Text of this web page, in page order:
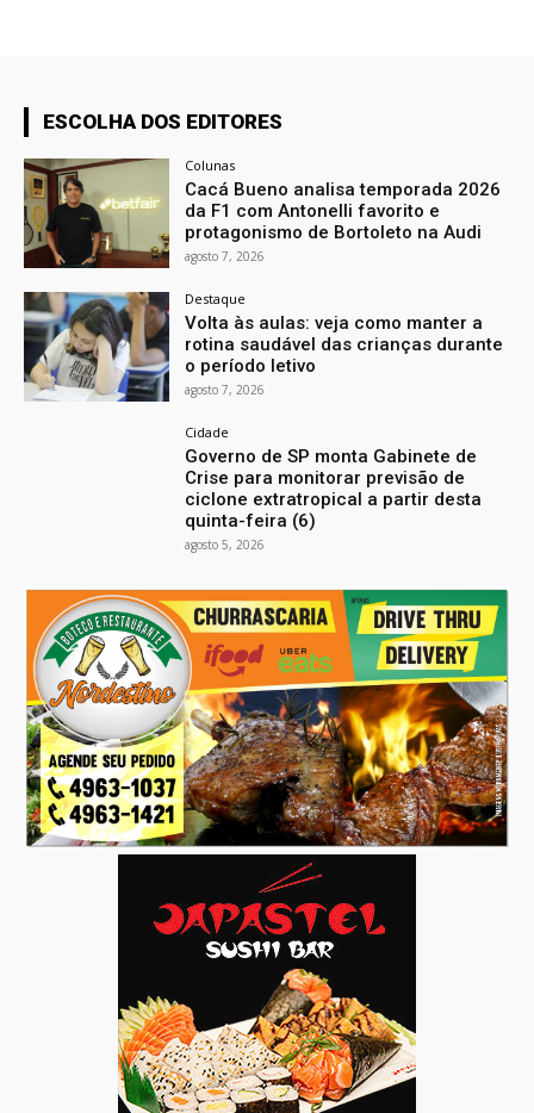
ESCOLHA DOS EDITORES
Colunas
Cacá Bueno analisa temporada 2026
da F1 com Antonelli favorito e
protagonismo de Bortoleto na Audi
agosto 7, 2026
Destaque
Volta às aulas: veja como manter a
rotina saudável das crianças durante
o período letivo
agosto 7, 2026
Cidade
Governo de SP monta Gabinete de
Crise para monitorar previsão de
ciclone extratropical a partir desta
quinta-feira (6)
agosto 5, 2026